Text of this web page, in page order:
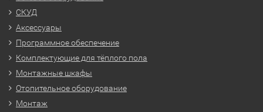
СКУД
Аксессуары
Программное обеспечение
Комплектующие для тёплого пола
Монтажные шкафы
Отопительное оборудование
Монтаж